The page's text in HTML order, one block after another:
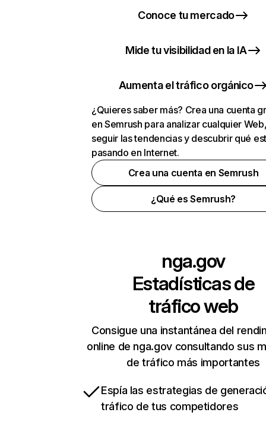
Conoce tu mercado
Mide tu visibilidad en la IA
Aumenta el tráfico orgánico
¿Quieres saber más? Crea una cuenta
en Semrush para analizar cualquier
seguir las tendencias y descubrir qué
pasando en Internet.
Crea una cuenta en Semrush
¿Qué es Semrush?
nga.gov
Estadísticas de
tráfico web
Consigue una instantánea del
online de nga.gov consultando sus
de tráfico más importantes
Espía las estrategias de
tráfico de tus competidores